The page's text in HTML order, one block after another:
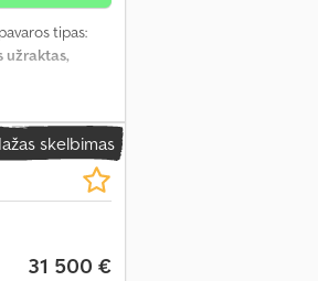
tipas:
užraktas,
skelbimas
31 500 €